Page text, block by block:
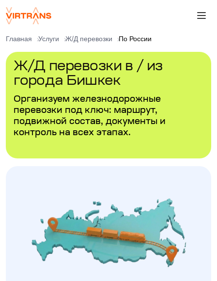
Главная Услуги Ж/Д перевозки По России
Ж/Д перевозки в / из
города Бишкек
Организуем железнодорожные
перевозки под ключ: маршрут,
подвижной состав, документы и
контроль на всех этапах.